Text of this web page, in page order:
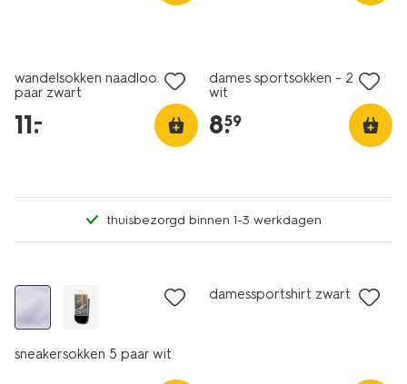
wandelsokken naadloos - 2
paar zwart
11.
–
dames sportsokken - 2 paar
wit
8.
59
thuisbezorgd binnen 1-3 werkdagen
sneakersokken 5 paar wit
damessportshirt zwart